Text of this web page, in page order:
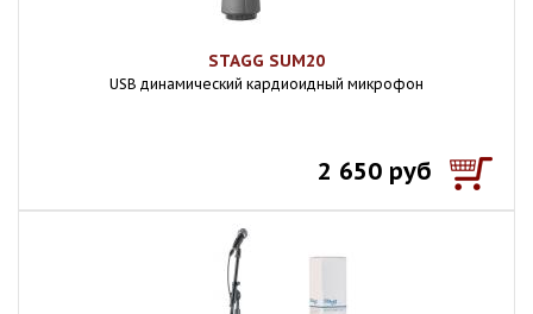
STAGG SUM20
USB динамический кардиоидный микрофон
2 650 руб